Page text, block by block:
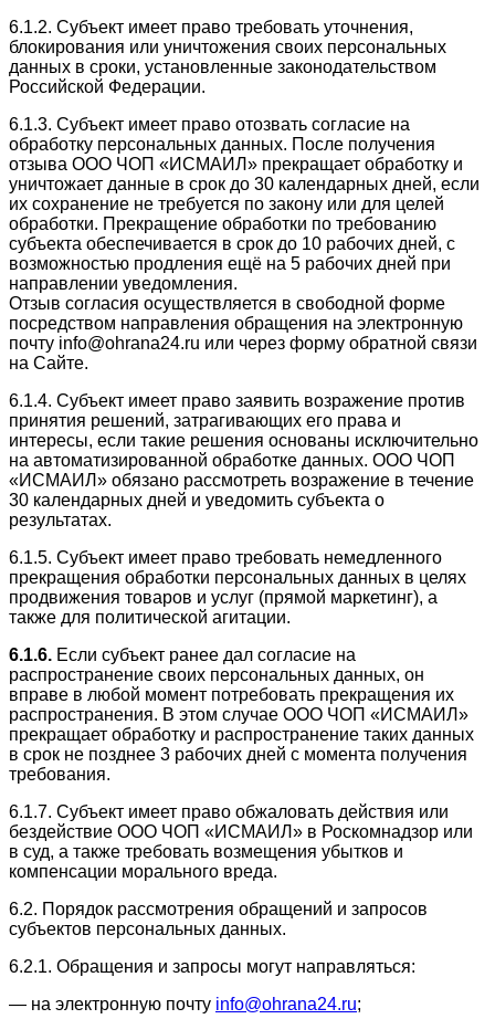
6.1.2. Субъект имеет право требовать уточнения,
блокирования или уничтожения своих персональных
данных в сроки, установленные законодательством
Российской Федерации.
6.1.3. Субъект имеет право отозвать согласие на
обработку персональных данных. После получения
отзыва ООО ЧОП «ИСМАИЛ» прекращает обработку и
уничтожает данные в срок до 30 календарных дней, если
их сохранение не требуется по закону или для целей
обработки. Прекращение обработки по требованию
субъекта обеспечивается в срок до 10 рабочих дней, с
возможностью продления ещё на 5 рабочих дней при
направлении уведомления.
Отзыв согласия осуществляется в свободной форме
посредством направления обращения на электронную
почту info@ohrana24.ru или через форму обратной связи
на Сайте.
6.1.4. Субъект имеет право заявить возражение против
принятия решений, затрагивающих его права и
интересы, если такие решения основаны исключительно
на автоматизированной обработке данных. ООО ЧОП
«ИСМАИЛ» обязано рассмотреть возражение в течение
30 календарных дней и уведомить субъекта о
результатах.
6.1.5. Субъект имеет право требовать немедленного
прекращения обработки персональных данных в целях
продвижения товаров и услуг (прямой маркетинг), а
также для политической агитации.
6.1.6. Если субъект ранее дал согласие на
распространение своих персональных данных, он
вправе в любой момент потребовать прекращения их
распространения. В этом случае ООО ЧОП «ИСМАИЛ»
прекращает обработку и распространение таких данных
в срок не позднее 3 рабочих дней с момента получения
требования.
6.1.7. Субъект имеет право обжаловать действия или
бездействие ООО ЧОП «ИСМАИЛ» в Роскомнадзор или
в суд, а также требовать возмещения убытков и
компенсации морального вреда.
6.2. Порядок рассмотрения обращений и запросов
субъектов персональных данных.
6.2.1. Обращения и запросы могут направляться:
— на электронную почту info@ohrana24.ru;